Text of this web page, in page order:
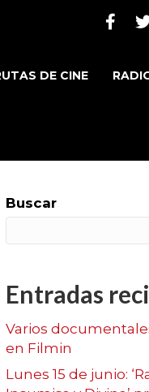
FacebookTwitter
DE CINE
Buscar
Entradas
Varios
en Filmin
Lunes 15 de junio: